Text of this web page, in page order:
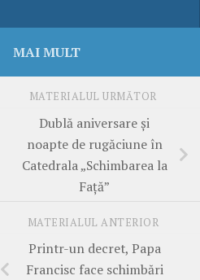
MAI MULT
MATERIALUL URMĂTOR
Dublă aniversare și
noapte de rugăciune în
Catedrala „Schimbarea la
Față”
MATERIALUL ANTERIOR
Printr-un decret, Papa
Francisc face schimbări